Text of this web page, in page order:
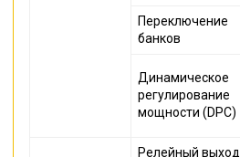
Переключение
банков
Динамическое
регулирование
мощности (DPC)
Релейный выход